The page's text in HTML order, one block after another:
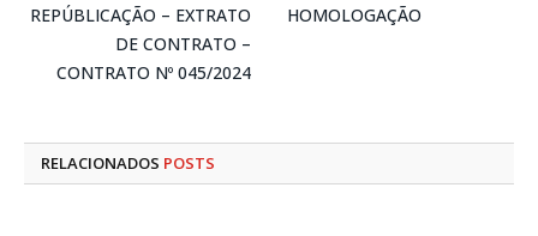
REPÚBLICAÇÃO – EXTRATO
DE CONTRATO –
CONTRATO Nº 045/2024
HOMOLOGAÇÃO
RELACIONADOS POSTS